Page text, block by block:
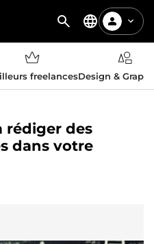
freelancesDesign &
rédiger des
dans votre